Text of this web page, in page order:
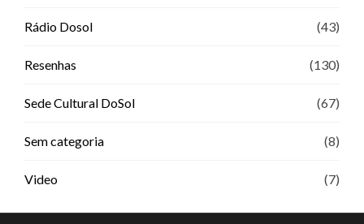
Rádio Dosol (43)
Resenhas (130)
Sede Cultural DoSol (67)
Sem categoria (8)
Video (7)